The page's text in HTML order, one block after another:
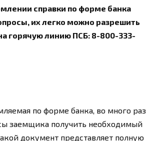
справки по форме банка
их легко можно разрешить
горячую линию ПСБ: 8-800-333-
по форме банка, во много раз
заемщика получить необходимый
документ представляет полную